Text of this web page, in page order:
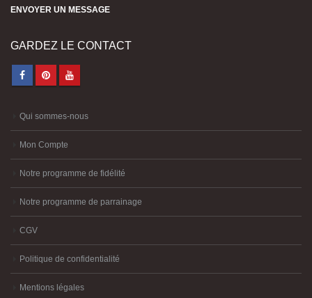
ENVOYER UN MESSAGE
GARDEZ LE CONTACT
Qui sommes-nous
Mon Compte
Notre programme de fidélité
Notre programme de parrainage
CGV
Politique de confidentialité
Mentions légales